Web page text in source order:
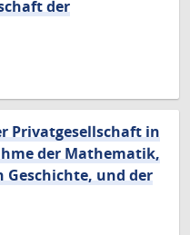
der
Privatgesellschaft in
der Mathematik,
und der